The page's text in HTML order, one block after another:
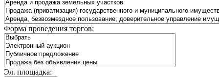
Форма проведения торгов:
Эл. площадка: